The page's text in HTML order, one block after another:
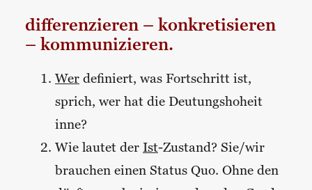
differenzieren – konkretisieren
– kommunizieren.
Wer definiert, was Fortschritt ist,
sprich, wer hat die Deutungshoheit
inne?
Wie lautet der Ist-Zustand? Sie/wir
brauchen einen Status Quo. Ohne den